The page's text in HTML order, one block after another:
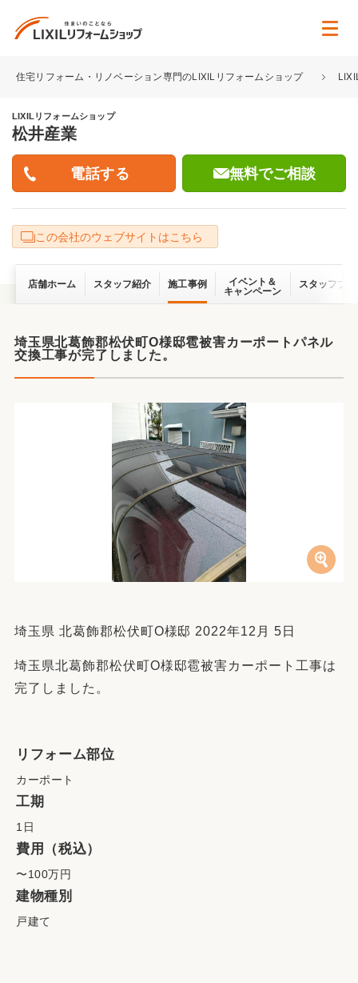
住宅リフォーム・リノベーション専門のLIXILリフォームショップ
LIXILリフォームショップ
松井産業
無料でご相談
この会社のウェブサイトはこちら
店舗ホーム スタッフ紹介 施工事例
イベント＆
キャンペーン
スタッフブ
埼玉県北葛飾郡松伏町O様邸雹被害カーポートパネル
交換工事が完了しました。
埼玉県 北葛飾郡松伏町O様邸 2022年12月 5日
埼玉県北葛飾郡松伏町O様邸雹被害カーポート工事は
完了しました。
リフォーム部位
カーポート
工期
1日
費用（税込）
〜100万円
建物種別
戸建て